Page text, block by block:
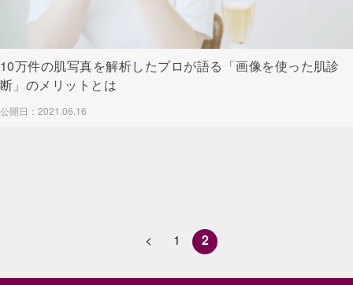
10万件の肌写真を解析したプロが語る「画像を使った肌診
断」のメリットとは
公開日：2021.06.16
< 1 2